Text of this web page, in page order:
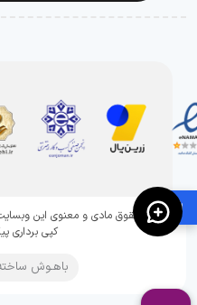
🛍️
تمامی حقوق مادی و معنوی این
کپی برداری
باهـوش